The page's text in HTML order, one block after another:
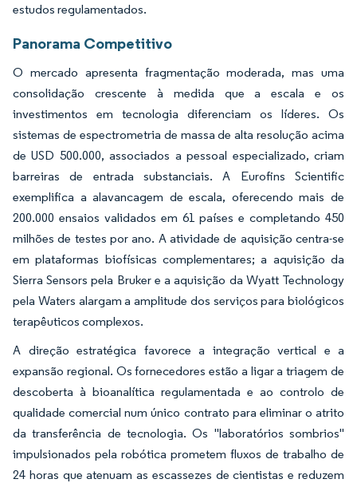
estudos regulamentados.
Panorama Competitivo
O mercado apresenta fragmentação moderada, mas uma
consolidação crescente à medida que a escala e os
investimentos em tecnologia diferenciam os líderes. Os
sistemas de espectrometria de massa de alta resolução acima
de USD 500.000, associados a pessoal especializado, criam
barreiras de entrada substanciais. A Eurofins Scientific
exemplifica a alavancagem de escala, oferecendo mais de
200.000 ensaios validados em 61 países e completando 450
milhões de testes por ano. A atividade de aquisição centra-se
em plataformas biofísicas complementares; a aquisição da
Sierra Sensors pela Bruker e a aquisição da Wyatt Technology
pela Waters alargam a amplitude dos serviços para biológicos
terapêuticos complexos.
A direção estratégica favorece a integração vertical e a
expansão regional. Os fornecedores estão a ligar a triagem de
descoberta à bioanalítica regulamentada e ao controlo de
qualidade comercial num único contrato para eliminar o atrito
da transferência de tecnologia. Os "laboratórios sombrios"
impulsionados pela robótica prometem fluxos de trabalho de
24 horas que atenuam as escassezes de cientistas e reduzem